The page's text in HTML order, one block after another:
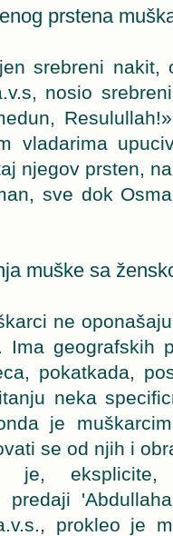
prstena
srebreni nakit,
nosio
vladarima
njegov prsten,
sve dok
muške sa
ne
geografskih
pokatkada,
neka
je
se od njih i
je, eksplicite,
prokleo je